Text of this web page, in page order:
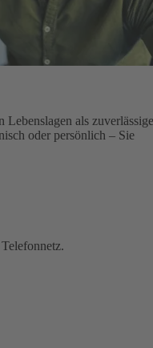
als
oder persönlich – Sie